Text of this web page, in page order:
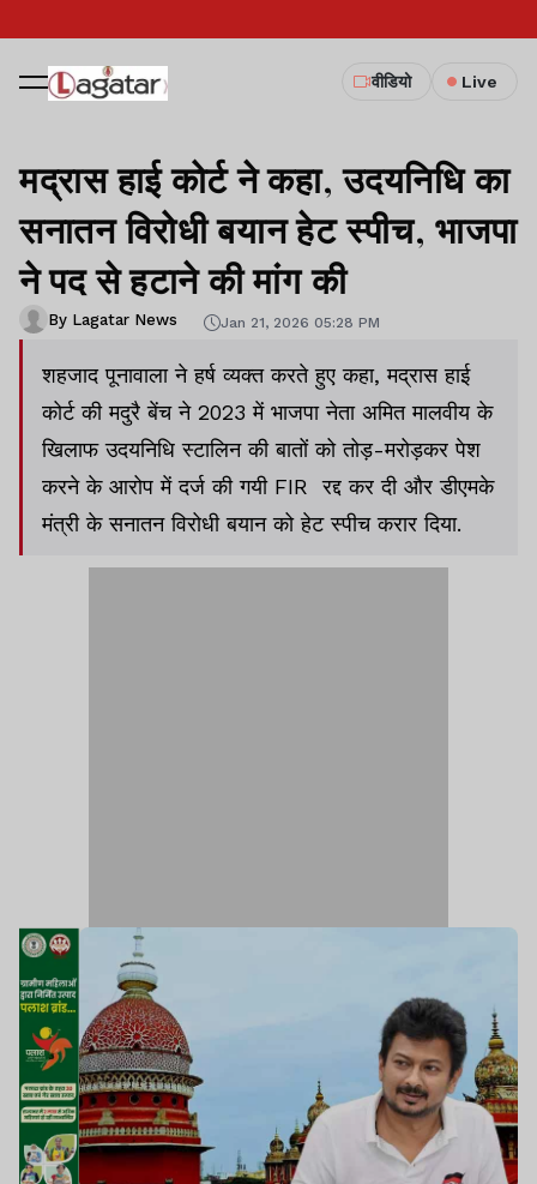
वीडियो Live
मद्रास हाई कोर्ट ने कहा, उदयनिधि का
सनातन विरोधी बयान हेट स्पीच, भाजपा
ने पद से हटाने की मांग की
By Lagatar News Jan 21, 2026 05:28 PM
शहजाद पूनावाला ने हर्ष व्यक्त करते हुए कहा, मद्रास हाई
कोर्ट की मदुरै बेंच ने 2023 में भाजपा नेता अमित मालवीय के
खिलाफ उदयनिधि स्टालिन की बातों को तोड़-मरोड़कर पेश
करने के आरोप में दर्ज की गयी FIR रद्द कर दी और डीएमके
मंत्री के सनातन विरोधी बयान को हेट स्पीच करार दिया.